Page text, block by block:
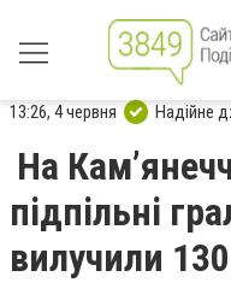
13:26, 4 червня Надійне
На
підпільні
вилучили